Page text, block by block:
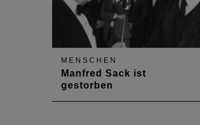
MENSCHEN
Manfred Sack ist
gestorben